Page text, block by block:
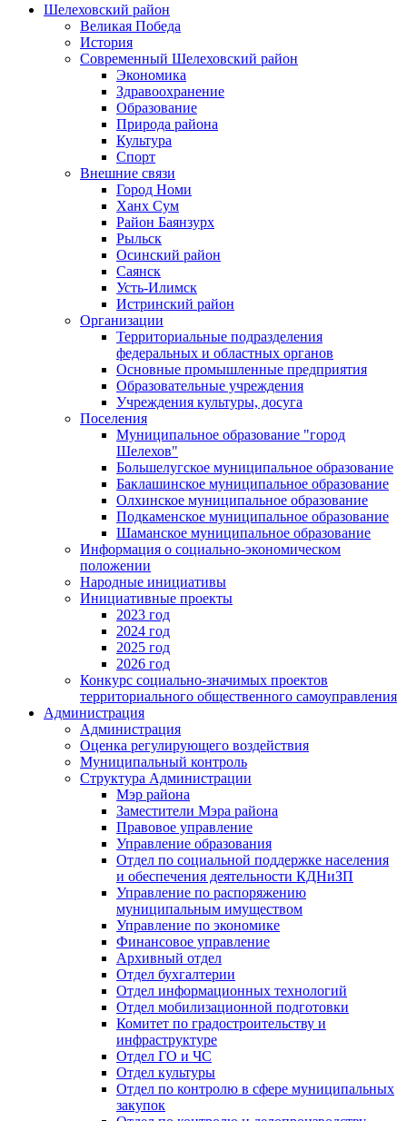
Шелеховский район
Великая Победа
История
Современный Шелеховский район
Экономика
Здравоохранение
Образование
Природа района
Культура
Спорт
Внешние связи
Город Номи
Ханх Сум
Район Баянзурх
Рыльск
Осинский район
Саянск
Усть-Илимск
Истринский район
Организации
Территориальные подразделения
федеральных и областных органов
Основные промышленные предприятия
Образовательные учреждения
Учреждения культуры, досуга
Поселения
Муниципальное образование "город
Шелехов"
Большелугское муниципальное образование
Баклашинское муниципальное образование
Олхинское муниципальное образование
Подкаменское муниципальное образование
Шаманское муниципальное образование
Информация о социально-экономическом
положении
Народные инициативы
Инициативные проекты
2023 год
2024 год
2025 год
2026 год
Конкурс социально-значимых проектов
территориального общественного самоуправления
Администрация
Администрация
Оценка регулирующего воздействия
Муниципальный контроль
Структура Администрации
Мэр района
Заместители Мэра района
Правовое управление
Управление образования
Отдел по социальной поддержке населения
и обеспечения деятельности КДНиЗП
Управление по распоряжению
муниципальным имуществом
Управление по экономике
Финансовое управление
Архивный отдел
Отдел бухгалтерии
Отдел информационных технологий
Отдел мобилизационной подготовки
Комитет по градостроительству и
инфраструктуре
Отдел ГО и ЧС
Отдел культуры
Отдел по контролю в сфере муниципальных
закупок